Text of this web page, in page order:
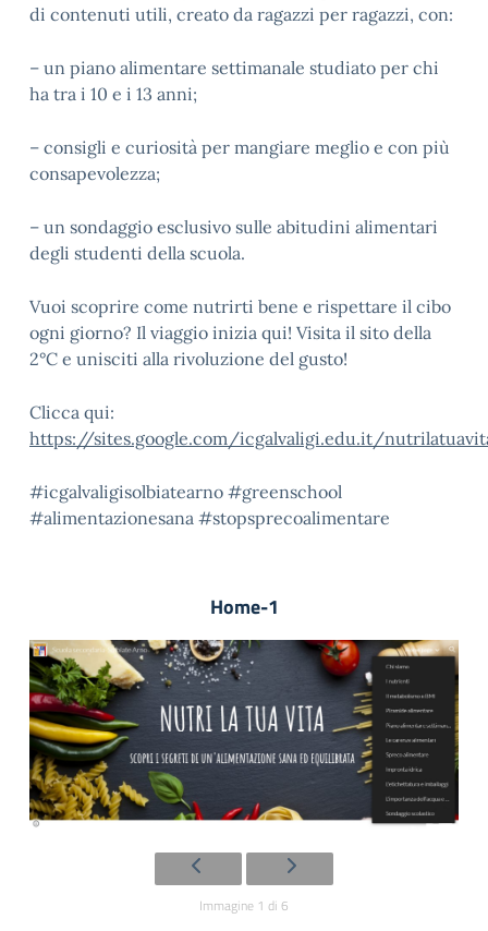
di contenuti utili, creato da ragazzi per ragazzi, con:
– un piano alimentare settimanale studiato per chi
ha tra i 10 e i 13 anni;
– consigli e curiosità per mangiare meglio e con più
consapevolezza;
– un sondaggio esclusivo sulle abitudini alimentari
degli studenti della scuola.
Vuoi scoprire come nutrirti bene e rispettare il cibo
ogni giorno? Il viaggio inizia qui! Visita il sito della
2°C e unisciti alla rivoluzione del gusto!
Clicca qui:
https://sites.google.com/icgalvaligi.edu.it/
#icgalvaligisolbiatearno #greenschool
#alimentazionesana #stopsprecoalimentare
Home-1
Immagine 1 di 6